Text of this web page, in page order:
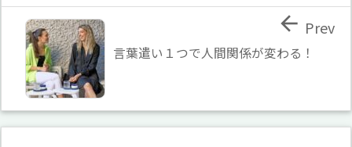
言葉遣い１つで人間関係が変わる！
 Prev